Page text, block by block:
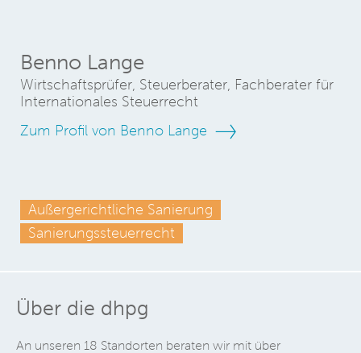
Benno Lange
Wirtschaftsprüfer, Steuerberater, Fachberater für
Internationales Steuerrecht
Zum Profil von Benno Lange
Außergerichtliche Sanierung
Sanierungssteuerrecht
Über die dhpg
An unseren 18 Standorten beraten wir mit über